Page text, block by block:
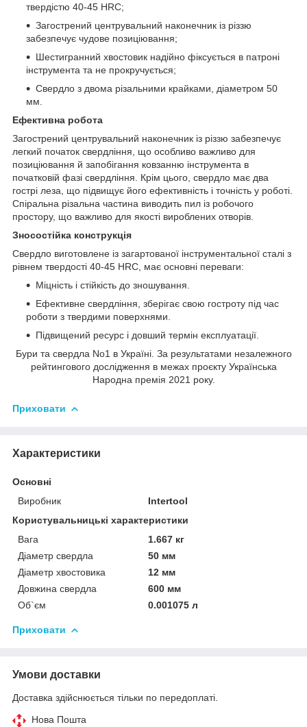
твердістю 40-45 HRC;
Загострений центрувальний наконечник із різзю
забезпечує чудове позиціювання;
Шестигранний хвостовик надійно фіксується в патроні
інструмента та не прокручується;
Свердло з двома різальними крайками, діаметром 50
мм.
Ефективна робота
Загострений центрувальний наконечник із різзю забезпечує
легкий початок свердління, що особливо важливо для
позиціювання й запобігання ковзанню інструмента в
початковій фазі свердління. Крім цього, свердло має два
гострі леза, що підвищує його ефективність і точність у роботі.
Спіральна різальна частина виводить пил із робочого
простору, що важливо для якості вироблених отворів.
Зносостійка конструкція
Свердло виготовлене із загартованої інструментальної сталі з
рівнем твердості 40-45 HRC, має основні переваги:
Міцність і стійкість до зношування.
Ефективне свердління, зберігає свою гостроту під час
роботи з твердими поверхнями.
Підвищений ресурс і довший термін експлуатації.
Бури та свердла No1 в Україні. За результатами незалежного
рейтингового дослідження в межах проєкту Українська
Народна премія 2021 року.
Приховати
Характеристики
Основні
Виробник
Intertool
Користувальницькі характеристики
Вага
1.667 кг
Діаметр свердла
50 мм
Діаметр хвостовика
12 мм
Довжина свердла
600 мм
Об`єм
0.001075 л
Приховати
Умови доставки
Доставка здійснюється тільки по передоплаті.
Нова Пошта